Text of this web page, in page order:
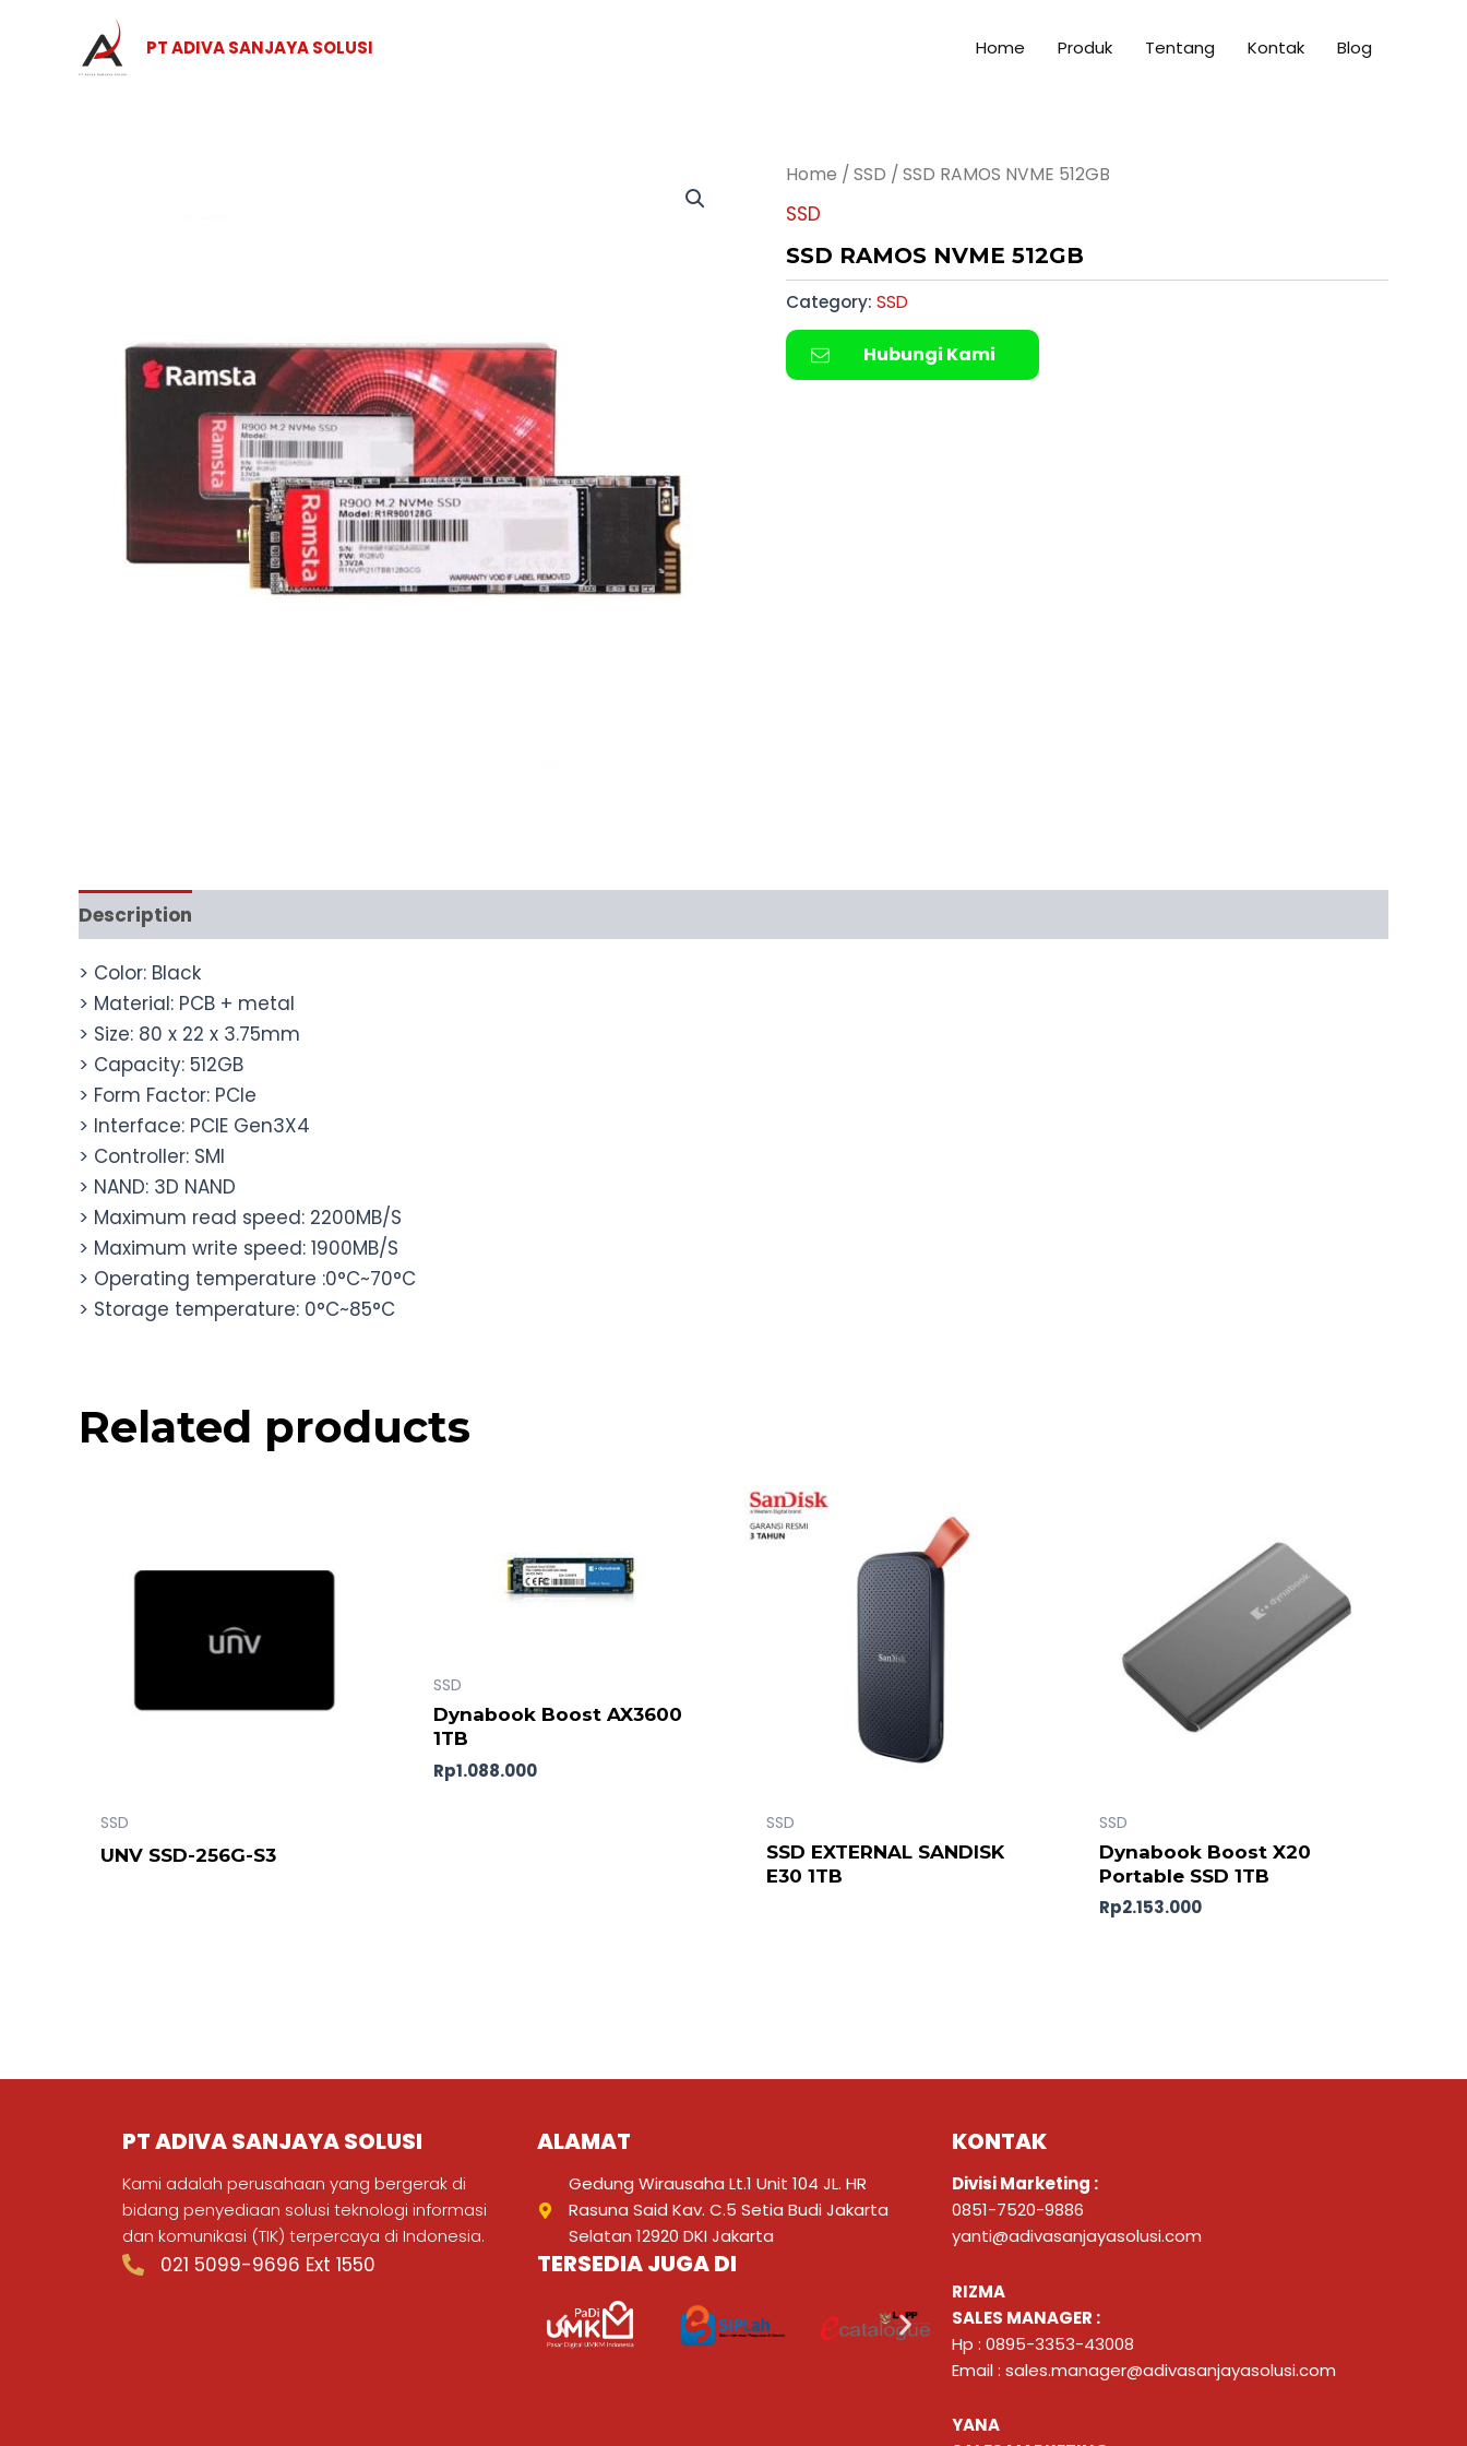
PT ADIVA SANJAYA SOLUSI Home Produk Tentang Kontak Blog
Home / SSD / SSD RAMOS NVME 512GB
SSD
SSD RAMOS NVME 512GB
Category: SSD
Hubungi Kami
Description
> Color: Black
> Material: PCB + metal
> Size: 80 x 22 x 3.75mm
> Capacity: 512GB
> Form Factor: PCIe
> Interface: PCIE Gen3X4
> Controller: SMI
> NAND: 3D NAND
> Maximum read speed: 2200MB/S
> Maximum write speed: 1900MB/S
> Operating temperature :0°C~70°C
> Storage temperature: 0°C~85°C
Related products
SSD
UNV SSD-256G-S3
SSD
Dynabook Boost AX3600
1TB
Rp1.088.000
SSD
SSD EXTERNAL SANDISK
E30 1TB
SSD
Dynabook Boost X20
Portable SSD 1TB
Rp2.153.000
PT ADIVA SANJAYA SOLUSI
Kami adalah perusahaan yang bergerak di
bidang penyediaan solusi teknologi informasi
dan komunikasi (TIK) terpercaya di Indonesia.
021 5099-9696 Ext 1550
ALAMAT
Gedung Wirausaha Lt.1 Unit 104 JL. HR
Rasuna Said Kav. C.5 Setia Budi Jakarta
Selatan 12920 DKI Jakarta
TERSEDIA JUGA DI
KONTAK
Divisi Marketing :
0851-7520-9886
yanti@adivasanjayasolusi.com
RIZMA
SALES MANAGER :
Hp : 0895-3353-43008
Email : sales.manager@adivasanjayasolusi.com
YANA